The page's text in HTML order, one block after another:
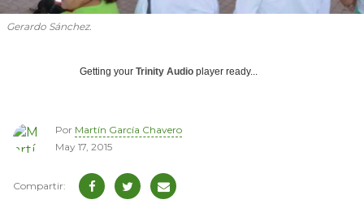
Gerardo Sánchez.
Getting your Trinity Audio player ready...
Por Martín García Chavero
May 17, 2015